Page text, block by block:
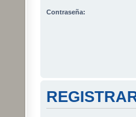
Contraseña: